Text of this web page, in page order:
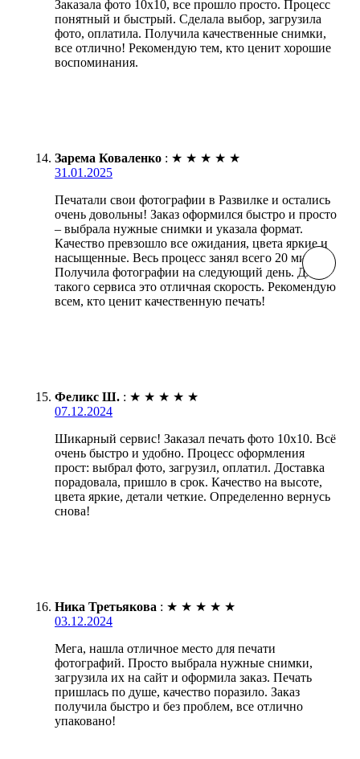
Заказала фото 10х10, все прошло просто. Процесс
понятный и быстрый. Сделала выбор, загрузила
фото, оплатила. Получила качественные снимки,
все отлично! Рекомендую тем, кто ценит хорошие
воспоминания.
Зарема Коваленко : ★ ★ ★ ★ ★
31.01.2025
Печатали свои фотографии в Развилке и остались
очень довольны! Заказ оформился быстро и просто
– выбрала нужные снимки и указала формат.
Качество превзошло все ожидания, цвета яркие и
насыщенные. Весь процесс занял всего 20 минут.
Получила фотографии на следующий день. Для
такого сервиса это отличная скорость. Рекомендую
всем, кто ценит качественную печать!
Феликс Ш. : ★ ★ ★ ★ ★
07.12.2024
Шикарный сервис! Заказал печать фото 10х10. Всё
очень быстро и удобно. Процесс оформления
прост: выбрал фото, загрузил, оплатил. Доставка
порадовала, пришло в срок. Качество на высоте,
цвета яркие, детали четкие. Определенно вернусь
снова!
Ника Третьякова : ★ ★ ★ ★ ★
03.12.2024
Мега, нашла отличное место для печати
фотографий. Просто выбрала нужные снимки,
загрузила их на сайт и оформила заказ. Печать
пришлась по душе, качество поразило. Заказ
получила быстро и без проблем, все отлично
упаковано!